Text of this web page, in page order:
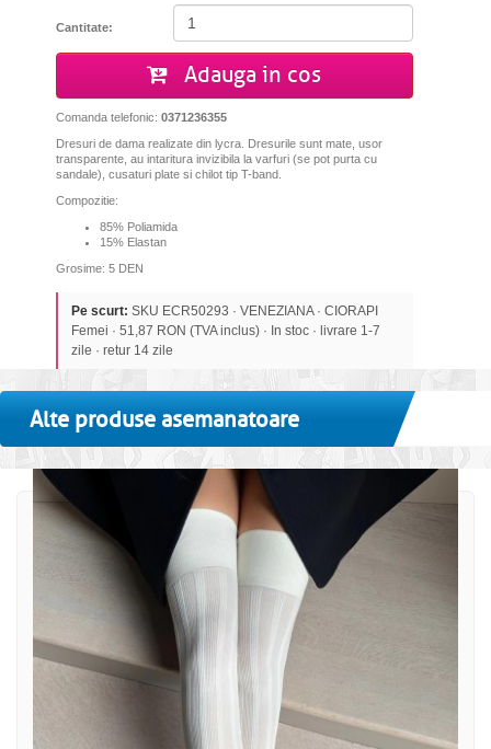
Cantitate:
Adauga in cos
Comanda telefonic: 0371236355
Dresuri de dama realizate din lycra. Dresurile sunt mate, usor
transparente, au intaritura invizibila la varfuri (se pot purta cu
sandale), cusaturi plate si chilot tip T-band.
Compozitie:
85% Poliamida
15% Elastan
Grosime: 5 DEN
Pe scurt: SKU ECR50293 · VENEZIANA · CIORAPI
Femei · 51,87 RON (TVA inclus) · In stoc · livrare 1-7
zile · retur 14 zile
Alte produse asemanatoare